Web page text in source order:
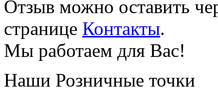
Отзыв можно оставить
странице Контакты.
Мы работаем для Вас!
Наши Розничные точки